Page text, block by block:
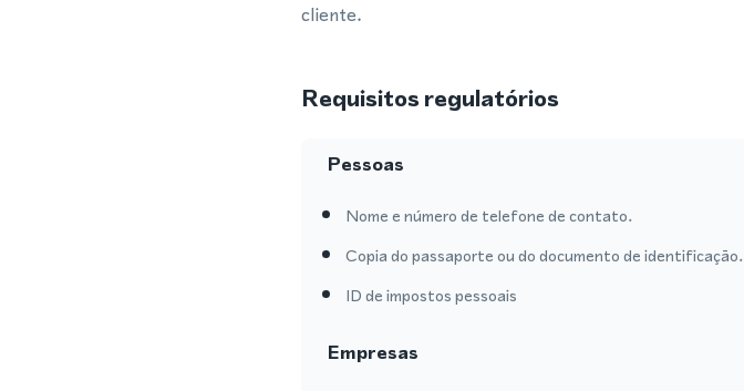
cliente.
Requisitos regulatórios
Pessoas
Nome e número de telefone de contato.
Copia do passaporte ou do documento de identificação.
ID de impostos pessoais
Empresas